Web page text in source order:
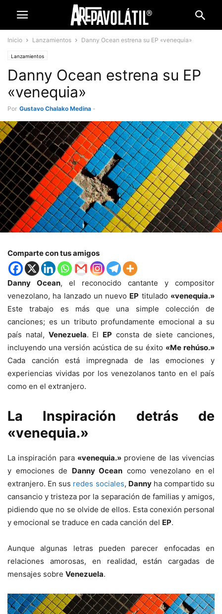
Inicio Lanzamientos Danny Ocean estrena su EP «venequia»
Lanzamientos
Danny Ocean estrena su EP
«venequia»
Por Gustavo Chalako Medina -
Comparte con tus amigos
Danny Ocean, el reconocido cantante y compositor
venezolano, ha lanzado un nuevo EP titulado «venequia.»
Este trabajo es más que una simple colección de
canciones; es un tributo profundamente emocional a su
país natal, Venezuela. El EP consta de siete canciones,
incluyendo una versión acústica de su éxito «Me rehúso.»
Cada canción está impregnada de las emociones y
experiencias vividas por los venezolanos tanto en el país
como en el extranjero.
La Inspiración detrás de
«venequia.»
La inspiración para «venequia.»proviene de las vivencias
y emociones de Danny Ocean como venezolano en el
extranjero. En sus redes sociales, Dannyha compartido su
cansancio y tristeza por la separación de familias y amigos,
pidiendo que no se olvide de ellos. Esta conexión personal
y emocional se traduce en cada canción del EP.
Aunque algunas letras pueden parecer enfocadas en
relaciones amorosas, en realidad, están cargadas de
mensajes sobre Venezuela.